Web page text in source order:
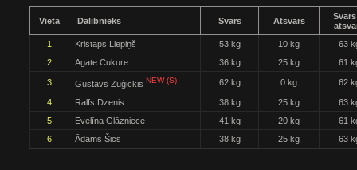
Vieta Dalībnieks Svars Atsvars
1
Kristaps Liepiņš 53 kg 10 kg
63
2
Agate Cukure 36 kg 25 kg 61
3 Gustavs Zuģickis NEW (S) 62 kg 0 kg 62
4 Ralfs Dzenis 38 kg 25 kg
63
5
Evelīna Glāzniece 41 kg 20 kg
61
6
Ādams Šics 38 kg 25 kg 63